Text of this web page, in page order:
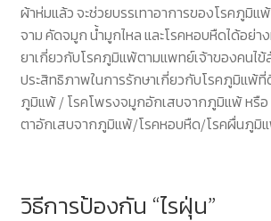
ผ้ากันไรฝุ่นคืออะไร
วิธีใช้ผ้าปูที่นอนกันไรฝุ่นและปลอกหมอนกันไร
สั่งซื้อผ้ากันไรฝุ่นและชำระเงิน
โรคภูมิแพ้และไรฝุ่น
ผ้าห่มแล้ว จะช่วยบรรเทาอาการของโรคภูมิแ
จาม คัดจมูก น้ำมูกไหล และโรคหอบหืดได้อย่า
ยาเกี่ยวกับโรคภูมิแพ้ตามแพทย์เจ้าของคนไข้
ประสิทธิภาพในการรักษาเกี่ยวกับโรคภูมิแพ้ที่
ภูมิแพ้ / โรคโพรงจมูกอักเสบจากภูมิแพ้ หรือ
ตาอักเสบจากภูมิแพ้/โรคหอบหืด/โรคผื่นภูมิ
วิธีการป้องกัน “ไรฝุ่น”